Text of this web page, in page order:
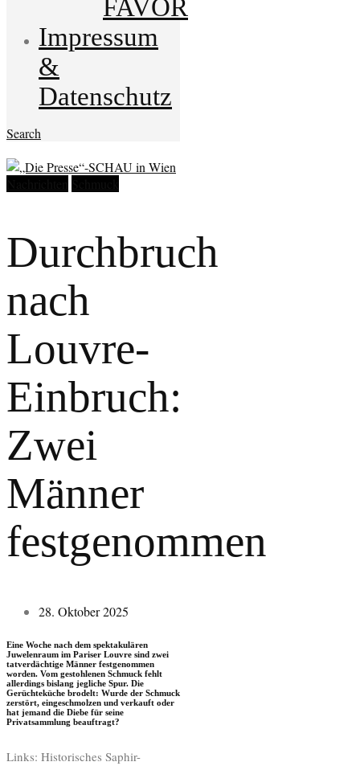
FAVOR
Impressum
&
Datenschutz
Search
Durchbruch
nach
Louvre-
Einbruch:
Zwei
Männer
festgenommen
28. Oktober 2025
Eine Woche nach dem spektakulären
Juwelenraum im Pariser Louvre sind zwei
tatverdächtige Männer festgenommen
worden. Vom gestohlenen Schmuck fehlt
allerdings bislang jegliche Spur. Die
Gerüchteküche brodelt: Wurde der Schmuck
zerstört, eingeschmolzen und verkauft oder
hat jemand die Diebe für seine
Privatsammlung beauftragt?
Links: Historisches Saphir-